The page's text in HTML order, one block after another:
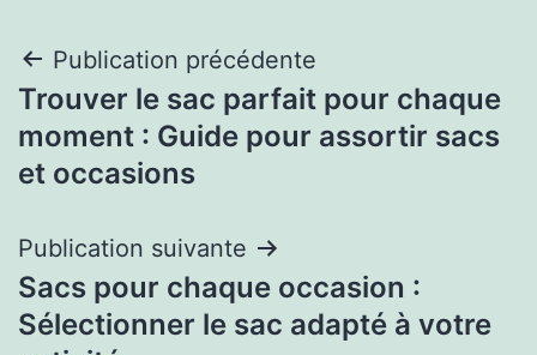
Navigation
de
l’article
Publication précédente
Trouver le sac parfait pour chaque
moment : Guide pour assortir sacs
et occasions
Publication suivante
Sacs pour chaque occasion :
Sélectionner le sac adapté à votre